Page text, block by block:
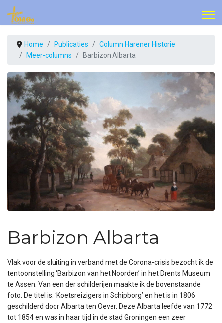
Home Publicaties
Column Harener Historie
Meer-columns
Barbizon Albarta
Barbizon Albarta
Vlak voor de sluiting in verband met de Corona-crisis bezocht ik de
tentoonstelling ‘Barbizon van het Noorden’ in het Drents Museum
te Assen. Van een der schilderijen maakte ik de bovenstaande
foto. De titel is: ‘Koetsreizigers in Schipborg’ en het is in 1806
geschilderd door Albarta ten Oever. Deze Albarta leefde van 1772
tot 1854 en was in haar tijd in de stad Groningen een zeer